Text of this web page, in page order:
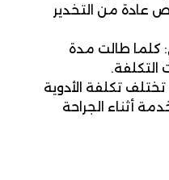
عادة من التخدير
كلما طالت مدة
تختلف تكلفة الأدوية
أثناء الجراحة